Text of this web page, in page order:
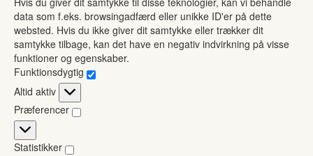
data som f.eks. browsingadfærd eller unikke ID'er på dette
websted. Hvis du ikke giver dit samtykke eller trækker dit
samtykke tilbage, kan det have en negativ indvirkning på visse
funktioner og egenskaber.
Funktionsdygtig
Funktionsdygtig
Altid aktiv
Præferencer
Præferencer
Statistikker